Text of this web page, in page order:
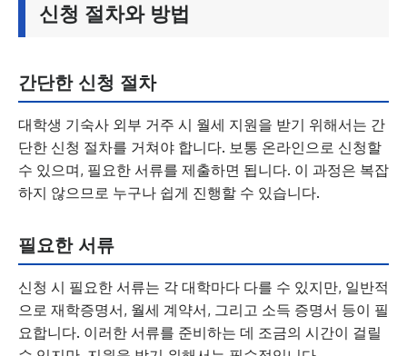
신청 절차와 방법
간단한 신청 절차
대학생 기숙사 외부 거주 시 월세 지원을 받기 위해서는 간
단한 신청 절차를 거쳐야 합니다. 보통 온라인으로 신청할
수 있으며, 필요한 서류를 제출하면 됩니다. 이 과정은 복잡
하지 않으므로 누구나 쉽게 진행할 수 있습니다.
필요한 서류
신청 시 필요한 서류는 각 대학마다 다를 수 있지만, 일반적
으로 재학증명서, 월세 계약서, 그리고 소득 증명서 등이 필
요합니다. 이러한 서류를 준비하는 데 조금의 시간이 걸릴